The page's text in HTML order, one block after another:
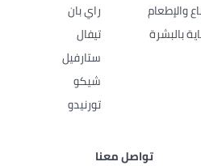
والإطعام
بالبشرة
راي بان
تيفال
ستارفيل
شيكو
تورنيدو
تواصل معنا